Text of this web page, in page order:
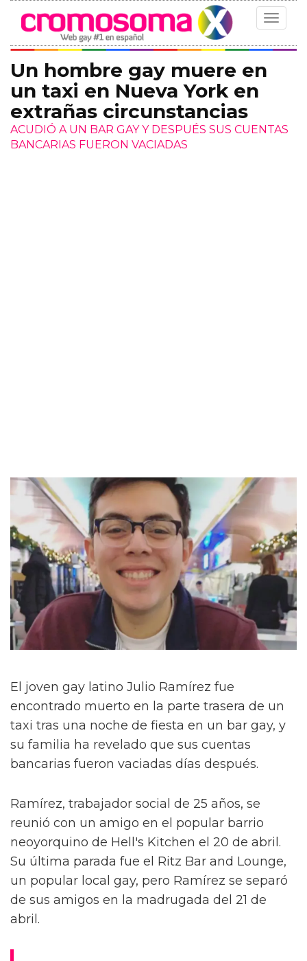
Toggle
Un hombre gay muere en
un taxi en Nueva York en
extrañas circunstancias
ACUDIÓ A UN BAR GAY Y DESPUÉS SUS CUENTAS
BANCARIAS FUERON VACIADAS
El joven gay latino Julio Ramírez fue
encontrado muerto en la parte trasera de un
taxi tras una noche de fiesta en un bar gay, y
su familia ha revelado que sus cuentas
bancarias fueron vaciadas días después.
Ramírez, trabajador social de 25 años, se
reunió con un amigo en el popular barrio
neoyorquino de Hell's Kitchen el 20 de abril.
Su última parada fue el Ritz Bar and Lounge,
un popular local gay, pero Ramírez se separó
de sus amigos en la madrugada del 21 de
abril.